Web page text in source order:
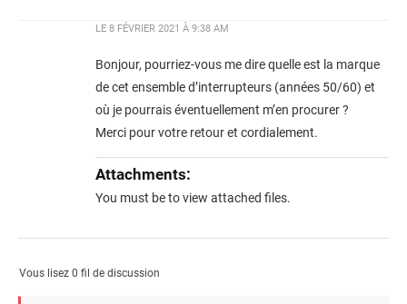
LE 8 FÉVRIER 2021 À 9:38 AM
Bonjour, pourriez-vous me dire quelle est la marque
de cet ensemble d’interrupteurs (années 50/60) et
où je pourrais éventuellement m’en procurer ?
Merci pour votre retour et cordialement.
Attachments:
You must beto view attached files.
Vous lisez 0 fil de discussion